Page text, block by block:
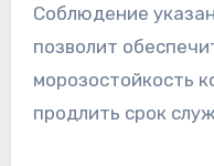
Соблюдение
позволит
морозостойкость
продлить срок